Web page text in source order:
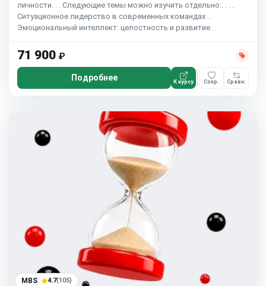
личности. . . Следующие темы можно изучить отдельно:. . . .
Ситуационное лидерство в современных командах . .
Эмоциональный интеллект: целостность и развитие .
71 900 ₽
Подробнее К курсу Сохр. Сравн.
MBS 4.7(105)